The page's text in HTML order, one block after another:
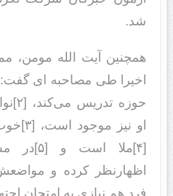
شد.
همچنین آیت الله مومن،
او نیز
[۴]ملا
اظهارنظر کرده و
فرد هم نیازی به امتحان